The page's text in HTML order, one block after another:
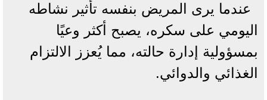
عندما يرى المريض بنفسه تأثير نشاطه
اليومي على سكره، يصبح أكثر وعيًا
بمسؤولية إدارة حالته، مما يُعزز الالتزام
الغذائي والدوائي.